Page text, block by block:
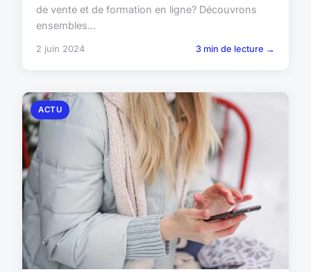
de vente et de formation en ligne? Découvrons
ensembles...
2 juin 2024 3 min de lecture →
ACTU